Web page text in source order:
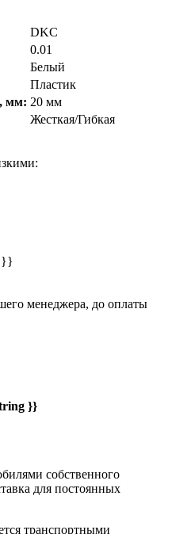
DKC
0.01
Белый
Пластик
мм: 20 мм
Жесткая/Гибкая
}}
менеджера, до оплаты
}}
собственного
для постоянных
транспортными